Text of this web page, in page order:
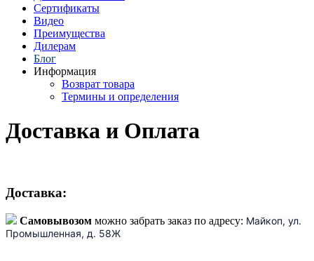
Сертификаты
Видео
Преимущества
Дилерам
Блог
Информация
Возврат товара
Термины и определения
Доставка и Оплата
Доставка:
Самовывозом можно забрать заказ по адресу: Майкоп, ул.
Промышленная, д. 58Ж